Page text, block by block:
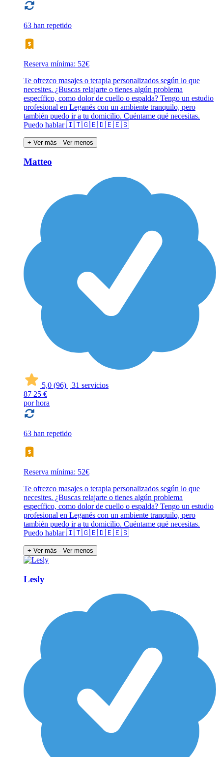
63 han repetido
Reserva mínima: 52€
Te ofrezco masajes o terapia personalizados según lo que
necesites. ¿Buscas relajarte o tienes algún problema
específico, como dolor de cuello o espalda? Tengo un estudio
profesional en Leganés con un ambiente tranquilo, pero
también puedo ir a tu domicilio. Cuéntame qué necesitas.
Puedo hablar 🇮🇹🇬🇧🇩🇪🇪🇸
+ Ver más - Ver menos
Matteo
5,0 (96) | 31 servicios
87 25 €
por hora
63 han repetido
Reserva mínima: 52€
Te ofrezco masajes o terapia personalizados según lo que
necesites. ¿Buscas relajarte o tienes algún problema
específico, como dolor de cuello o espalda? Tengo un estudio
profesional en Leganés con un ambiente tranquilo, pero
también puedo ir a tu domicilio. Cuéntame qué necesitas.
Puedo hablar 🇮🇹🇬🇧🇩🇪🇪🇸
+ Ver más - Ver menos
Lesly